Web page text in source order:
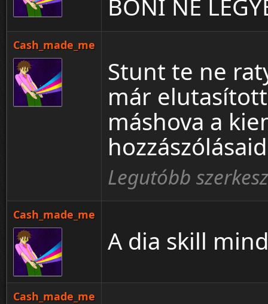
BONI NE
Cash_made_me
Stunt te ne
már
máshova a
Legutóbb
Cash_made_me
A dia skill
Cash_made_me